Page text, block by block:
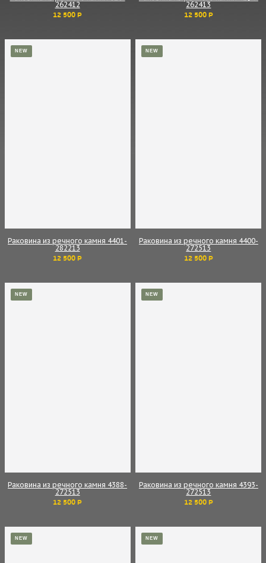
262412
12 500 Р
262413
12 500 Р
NEW
Раковина из речного камня 4401-
282213
12 500 Р
NEW
Раковина из речного камня 4400-
272513
12 500 Р
NEW
Раковина из речного камня 4388-
272513
12 500 Р
NEW
Раковина из речного камня 4393-
272513
12 500 Р
NEW NEW